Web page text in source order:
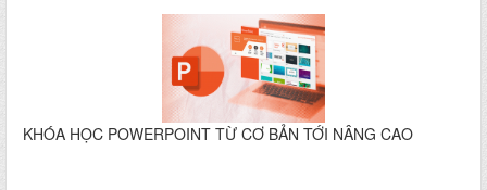
KHÓA HỌC POWERPOINT TỪ CƠ BẢN TỚI NÂNG CAO